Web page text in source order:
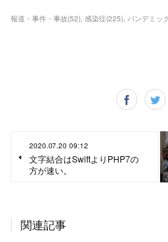
報道・事件・事故(52) 感染症(225) パンデミック
2020.07.20 09:12
文字結合はSwiftよりPHP7の
方が速い。
関連記事